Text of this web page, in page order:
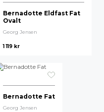
Bernadotte Eldfast Fat
Ovalt
Georg Jensen
1 119 kr
Bernadotte Fat
Georg Jensen